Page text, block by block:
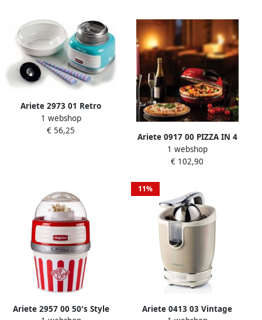
Ariete 2973 01 Retro
Suikerspinmachine
suikerspin machine voor
1 webshop
€ 56,25
Ariete 0917 00 PIZZA IN 4
'MINUTES pizzaoven 1200W
timer diameter 32 cm tot
1 webshop
€ 102,90
Ariete 2957 00 50's Style
11%
Ariete 0413 03 Vintage